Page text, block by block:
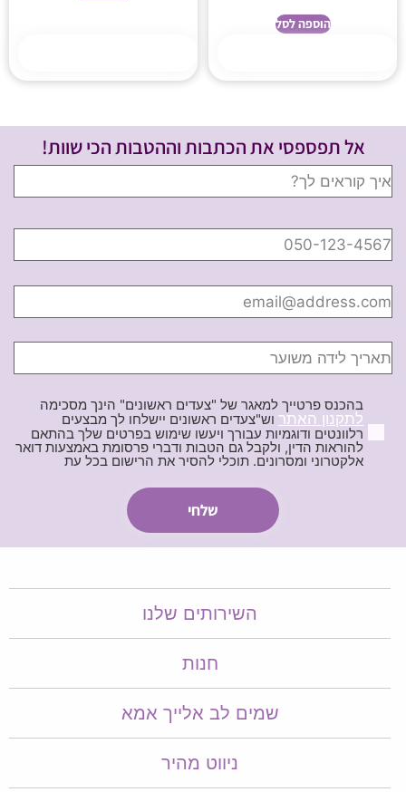
הוספה לסל
אל תפספסי את הכתבות וההטבות הכי שוות!
בהכנס פרטייך למאגר של "צעדים ראשונים" הינך מסכימה
לתקנון האתר וש"צעדים ראשונים יישלחו לך מבצעים
רלוונטים ודוגמיות עבורך ויעשו שימוש בפרטים שלך בהתאם
להוראות הדין, ולקבל גם הטבות ודברי פרסומת באמצעות דואר
אלקטרוני ומסרונים. תוכלי להסיר את הרישום בכל עת
השירותים שלנו
חנות
שמים לב אלייך אמא​​
ניווט מהיר